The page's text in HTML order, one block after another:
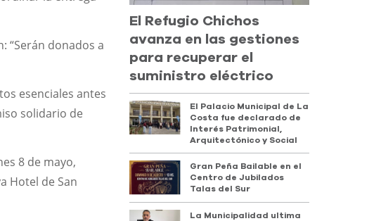
“Serán donados a
esenciales antes
solidario de
8 de mayo,
Hotel de San
El Refugio Chichos
avanza en las gestiones
para recuperar el
suministro eléctrico
El Palacio Municipal de La
Costa fue declarado de
Interés Patrimonial,
Arquitectónico y Social
Gran Peña Bailable en el
Centro de Jubilados
Talas del Sur
La Municipalidad ultima